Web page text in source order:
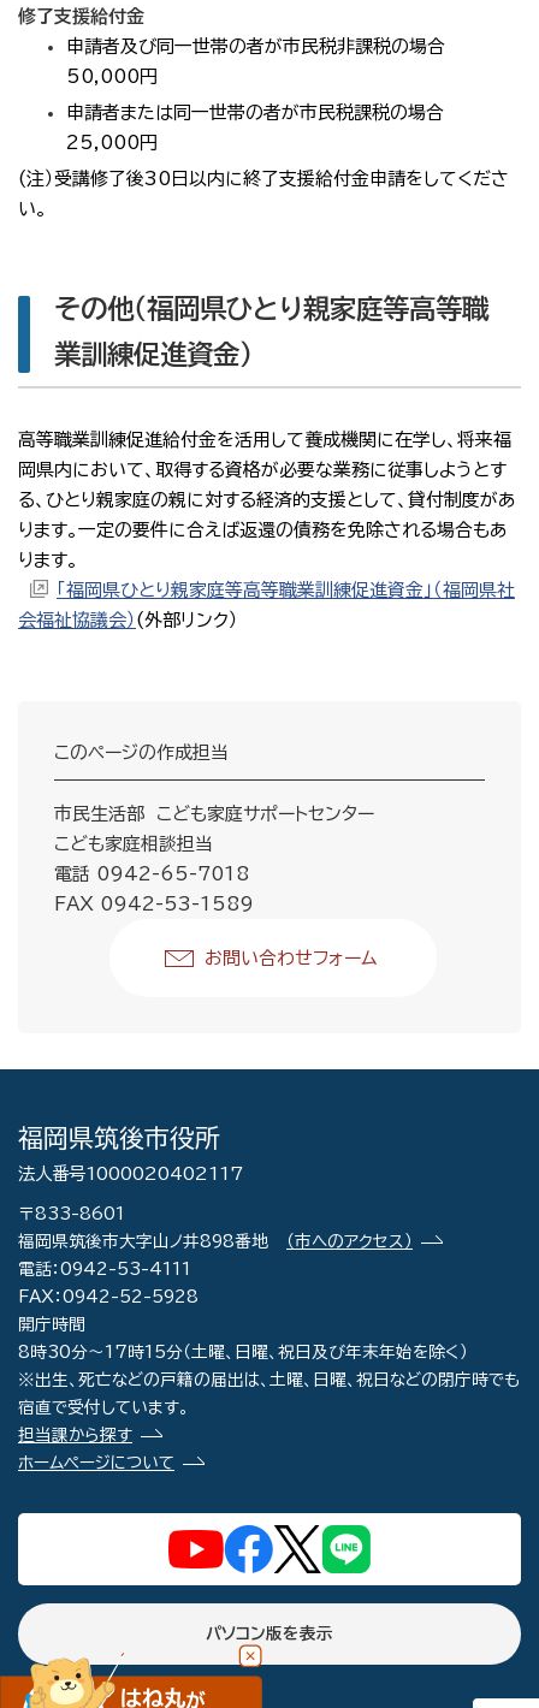
修了支援給付金
申請者及び同一世帯の者が市民税非課税の場合
50,000円
申請者または 同一世帯の者が市民税課税の場合
25,000円
(注）受講修了後30日以内に終了支援給付金申請をしてくださ
い。
その他（福岡県ひとり親家庭等高等職
業訓練促進資金）
高等職業訓練促進給付金を活用して養成機関に在学し、将来福
岡県内において、取得する資格が必要な業務に従事しようとす
る、ひとり親家庭の親に対する経済的支援として、貸付制度があ
ります。一定の要件に合えば返還の債務を免除される場合もあ
ります。
「福岡県ひとり親家庭等高等職業訓練促進資金」（福岡県社
会福祉協議会） (外部リンク）
このページの作成担当
市民生活部 こども家庭サポートセンター
こども家庭相談担当
電話 0942-65-7018
FAX 0942-53-1589
お問い合わせフォーム
福岡県筑後市役所
法人番号1000020402117
〒833-8601
福岡県筑後市大字山ノ井898番地
（市へのアクセス）
電話：0942-53-4111
FAX：0942-52-5928
開庁時間
8時30分～17時15分（土曜、日曜、祝日及び年末年始を除く）
※出生、死亡などの戸籍の届出は、土曜、日曜、祝日などの閉庁時でも
宿直で受付しています。
担当課から探す
ホームページについて
パソコン版を表示